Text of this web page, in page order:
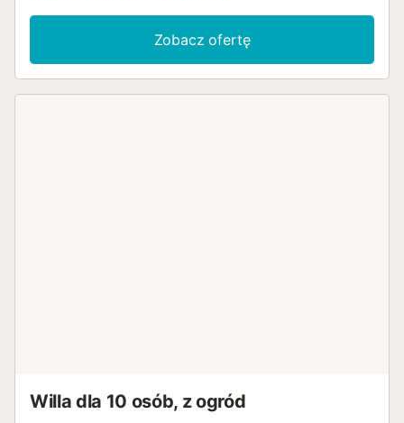
Zobacz ofertę
Willa dla 10 osób, z ogród